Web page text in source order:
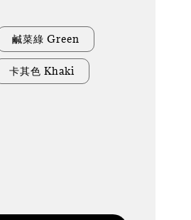
鹹菜綠 Green
卡其色 Khaki